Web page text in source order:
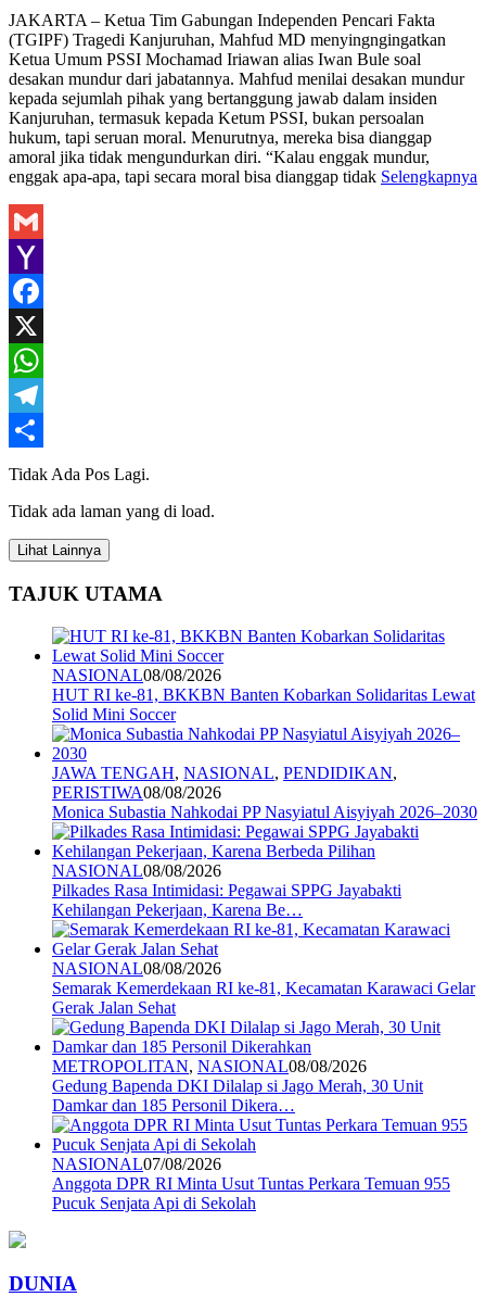
Share
JAKARTA – Ketua Tim Gabungan Independen Pencari Fakta
(TGIPF) Tragedi Kanjuruhan, Mahfud MD menyingngingatkan
Ketua Umum PSSI Mochamad Iriawan alias Iwan Bule soal
desakan mundur dari jabatannya. Mahfud menilai desakan mundur
kepada sejumlah pihak yang bertanggung jawab dalam insiden
Kanjuruhan, termasuk kepada Ketum PSSI, bukan persoalan
hukum, tapi seruan moral. Menurutnya, mereka bisa dianggap
amoral jika tidak mengundurkan diri. “Kalau enggak mundur,
enggak apa-apa, tapi secara moral bisa dianggap tidak Selengkapnya
Gmail
Yahoo
Mail
Facebook
X
WhatsApp
Telegram
Share
Tidak Ada Pos Lagi.
Tidak ada laman yang di load.
Lihat Lainnya
TAJUK UTAMA
NASIONAL08/08/2026
HUT RI ke-81, BKKBN Banten Kobarkan Solidaritas Lewat
Solid Mini Soccer
JAWA TENGAH, NASIONAL, PENDIDIKAN,
PERISTIWA08/08/2026
Monica Subastia Nahkodai PP Nasyiatul Aisyiyah 2026–2030
NASIONAL08/08/2026
Pilkades Rasa Intimidasi: Pegawai SPPG Jayabakti
Kehilangan Pekerjaan, Karena Be…
NASIONAL08/08/2026
Semarak Kemerdekaan RI ke-81, Kecamatan Karawaci Gelar
Gerak Jalan Sehat
METROPOLITAN, NASIONAL08/08/2026
Gedung Bapenda DKI Dilalap si Jago Merah, 30 Unit
Damkar dan 185 Personil Dikera…
NASIONAL07/08/2026
Anggota DPR RI Minta Usut Tuntas Perkara Temuan 955
Pucuk Senjata Api di Sekolah
DUNIA